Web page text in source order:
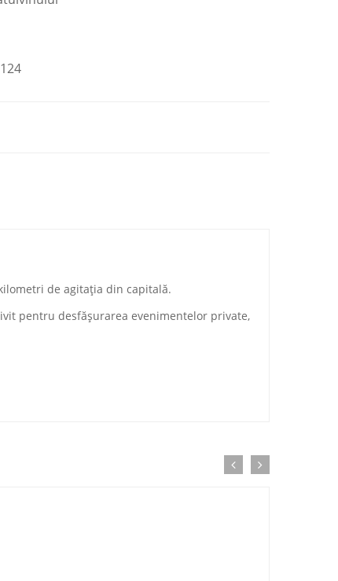
de agitația din capitală.
pentru desfășurarea evenimentelor private,